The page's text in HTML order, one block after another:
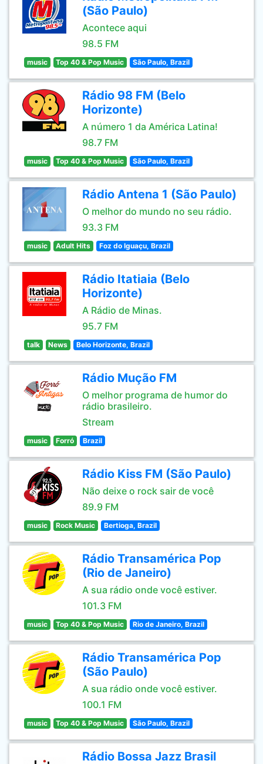
(São Paulo)
Acontece aqui
98.5 FM
music Top 40 & Pop Music São Paulo, Brazil
Rádio 98 FM (Belo
Horizonte)
A número 1 da América Latina!
98.7 FM
music Top 40 & Pop Music São Paulo, Brazil
Rádio Antena 1 (São Paulo)
O melhor do mundo no seu rádio.
93.3 FM
music Adult Hits Foz do Iguaçu, Brazil
Rádio Itatiaia (Belo
Horizonte)
A Rádio de Minas.
95.7 FM
talk News Belo Horizonte, Brazil
Rádio Mução FM
O melhor programa de humor do
rádio brasileiro.
Stream
music Forró Brazil
Rádio Kiss FM (São Paulo)
Não deixe o rock sair de você
89.9 FM
music Rock Music Bertioga, Brazil
Rádio Transamérica Pop
(Rio de Janeiro)
A sua rádio onde você estiver.
101.3 FM
music Top 40 & Pop Music Rio de Janeiro, Brazil
Rádio Transamérica Pop
(São Paulo)
A sua rádio onde você estiver.
100.1 FM
music Top 40 & Pop Music São Paulo, Brazil
Rádio Bossa Jazz Brasil